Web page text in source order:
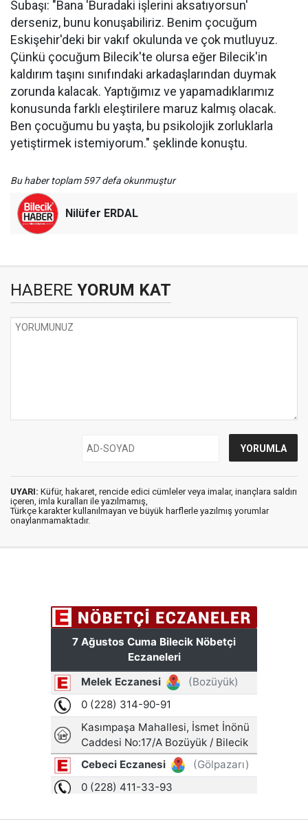
Subaşı: "Bana 'Buradaki işlerini aksatıyorsun'
derseniz, bunu konuşabiliriz. Benim çocuğum
Eskişehir'deki bir vakıf okulunda ve çok mutluyuz.
Çünkü çocuğum Bilecik'te olursa eğer Bilecik'in
kaldırım taşını sınıfındaki arkadaşlarından duymak
zorunda kalacak. Yaptığımız ve yapamadıklarımız
konusunda farklı eleştirilere maruz kalmış olacak.
Ben çocuğumu bu yaşta, bu psikolojik zorluklarla
yetiştirmek istemiyorum." şeklinde konuştu.
Bu haber toplam 597 defa okunmuştur
Nilüfer ERDAL
HABERE YORUM KAT
UYARI: Küfür, hakaret, rencide edici cümleler veya imalar, inançlara saldırı
içeren, imla kuralları ile yazılmamış,
Türkçe karakter kullanılmayan ve büyük harflerle yazılmış yorumlar
onaylanmamaktadır.